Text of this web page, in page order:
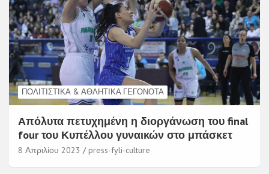
ΠΟΛΙΤΙΣΤΙΚΆ & ΑΘΛΗΤΙΚΆ ΓΕΓΟΝΌΤΑ
Απόλυτα πετυχημένη η διοργάνωση του final
four του Κυπέλλου γυναικών στο μπάσκετ
8 Απριλίου 2023 press-fyli-culture